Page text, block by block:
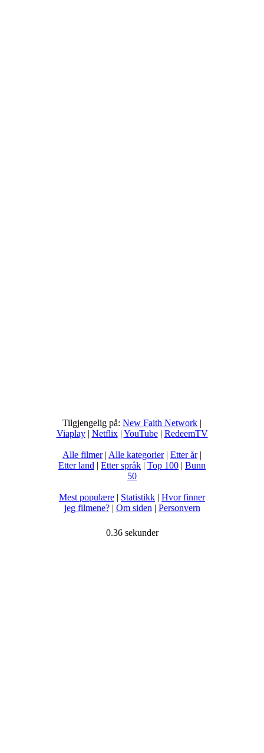
Tilgjengelig på: New Faith Network |
Viaplay| Netflix| YouTube| RedeemTV
Alle filmer| Alle kategorier| Etter år|
Etter land | Etter språk | Top 100 | Bunn
50
Mest populære | Statistikk | Hvor finner
jeg filmene?| Om siden | Personvern
0.36 sekunder